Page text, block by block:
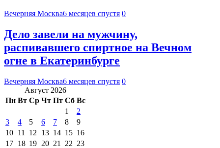
Вечерняя Москва6 месяцев спустя 0
Дело завели на мужчину,
распивавшего спиртное на Вечном
огне в Екатеринбурге
Вечерняя Москва6 месяцев спустя 0
Август 2026
Пн Вт Ср Чт Пт Сб Вс
1
2
3
4 5 6 7 8
9
10 11 12 13 14 15 16
17 18 19 20 21 22 23